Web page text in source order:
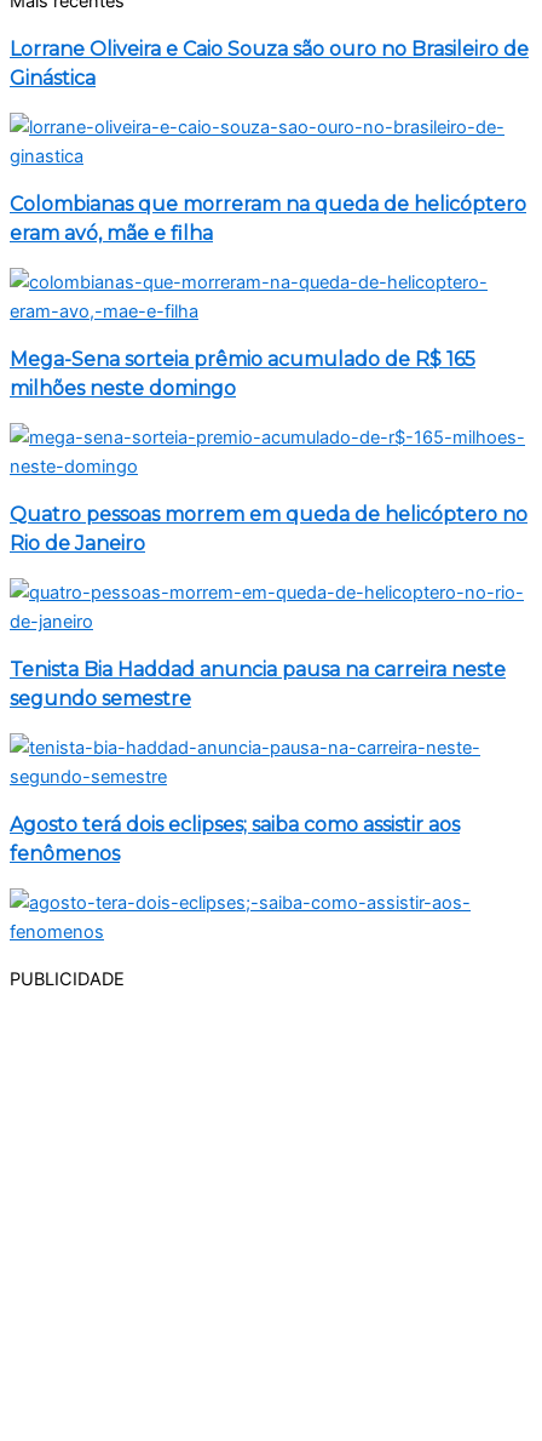
Lorrane Oliveira e Caio Souza são ouro no Brasileiro de
Ginástica
Colombianas que morreram na queda de helicóptero
eram avó, mãe e filha
Mega-Sena sorteia prêmio acumulado de R$ 165
milhões neste domingo
Quatro pessoas morrem em queda de helicóptero no
Rio de Janeiro
Tenista Bia Haddad anuncia pausa na carreira neste
segundo semestre
Agosto terá dois eclipses; saiba como assistir aos
fenômenos
PUBLICIDADE